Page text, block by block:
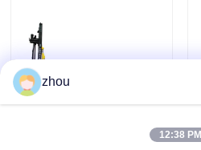
Nouvelles
Cas
Demandez une citation
zhou
12:38 PM